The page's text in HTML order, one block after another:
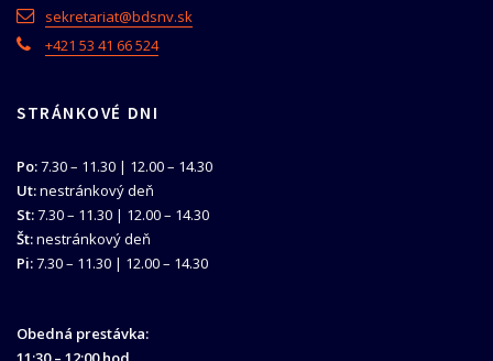
sekretariat@bdsnv.sk
+421 53 41 66 524
STRÁNKOVÉ DNI
Po:7.30 – 11.30 | 12.00 – 14.30
Ut:nestránkový deň
St:7.30 – 11.30 | 12.00 – 14.30
Št:nestránkový deň
Pi:7.30 – 11.30 | 12.00 – 14.30
Obedná prestávka: